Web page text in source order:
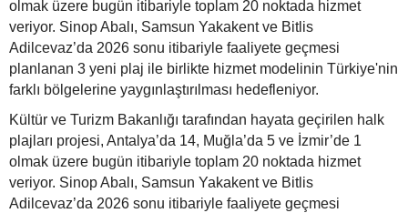
olmak üzere bugün itibariyle toplam 20 noktada hizmet
veriyor. Sinop Abalı, Samsun Yakakent ve Bitlis
Adilcevaz’da 2026 sonu itibariyle faaliyete geçmesi
planlanan 3 yeni plaj ile birlikte hizmet modelinin Türkiye'nin
farklı bölgelerine yaygınlaştırılması hedefleniyor.
Kültür ve Turizm Bakanlığı tarafından hayata geçirilen halk
plajları projesi, Antalya’da 14, Muğla’da 5 ve İzmir’de 1
olmak üzere bugün itibariyle toplam 20 noktada hizmet
veriyor. Sinop Abalı, Samsun Yakakent ve Bitlis
Adilcevaz’da 2026 sonu itibariyle faaliyete geçmesi